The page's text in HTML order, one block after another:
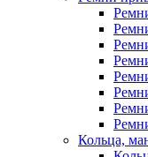
Кольца,